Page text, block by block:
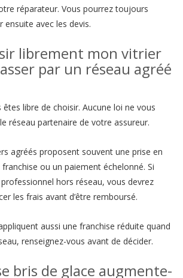
réparateur. Vous pourrez toujours
avec les devis.
librement mon vitrier
par un réseau agréé
libre de choisir. Aucune loi ne vous
réseau partenaire de votre assureur.
agréés proposent souvent une prise en
ou un paiement échelonné. Si
hors réseau, vous devrez
les frais avant d’être remboursé.
aussi une franchise réduite quand
renseignez-vous avant de décider.
bris de glace augmente-